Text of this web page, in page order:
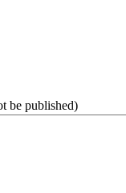
be published)